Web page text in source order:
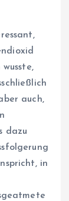
auch,
dazu
in